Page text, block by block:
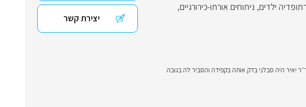
ילדים, ניתוחים אורתו-כירורגיים,
היה סבלני בדק אותה בקפידה והסביר לה בגובה
יצירת קשר